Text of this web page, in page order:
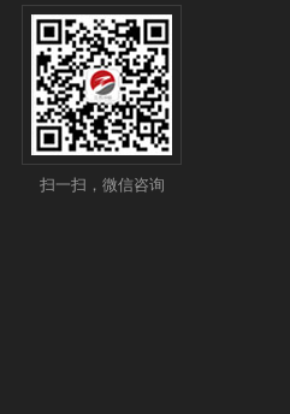
扫一扫，微信咨询